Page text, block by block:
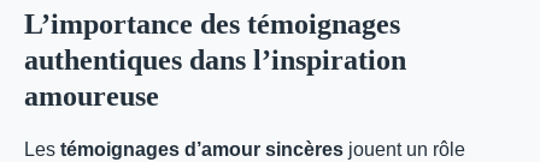
L’importance des témoignages
authentiques dans l’inspiration
amoureuse
Les témoignages d’amour sincères jouent un rôle